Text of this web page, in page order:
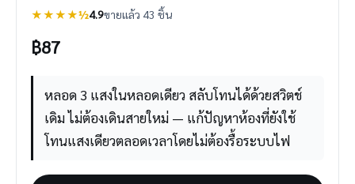
★★★★½4.9ขายแล้ว 43 ชิ้น
฿87
หลอด 3 แสงในหลอดเดียว สลับโทนได้ด้วยสวิตช์
เดิม ไม่ต้องเดินสายใหม่ — แก้ปัญหาห้องที่ยังใช้
โทนแสงเดียวตลอดเวลาโดยไม่ต้องรื้อระบบไฟ